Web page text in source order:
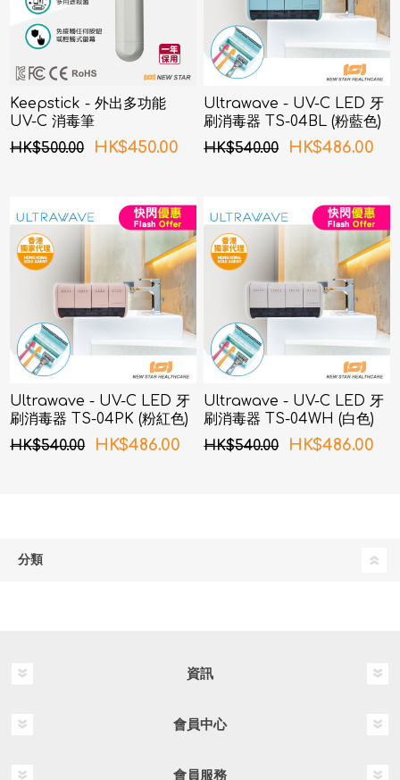
Keepstick - 外出多功能
UV-C 消毒筆
HK$500.00
HK$450.00
Ultrawave - UV-C LED 牙
刷消毒器 TS-04BL (粉藍色)
HK$540.00
HK$486.00
Ultrawave - UV-C LED 牙
刷消毒器 TS-04PK (粉紅色)
HK$540.00
HK$486.00
Ultrawave - UV-C LED 牙
刷消毒器 TS-04WH (白色)
HK$540.00
HK$486.00
分類
資訊
會員中心
會員服務